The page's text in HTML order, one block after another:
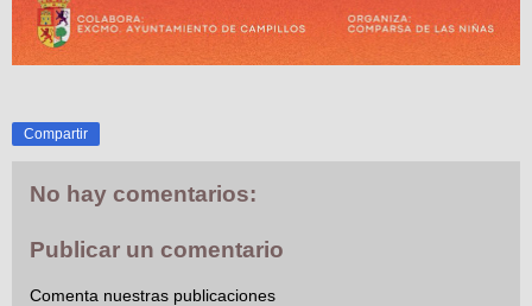
Compartir
No hay comentarios:
Publicar un comentario
Comenta nuestras publicaciones